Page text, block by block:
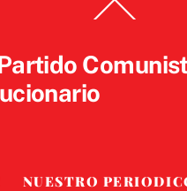
To
NUESTRO